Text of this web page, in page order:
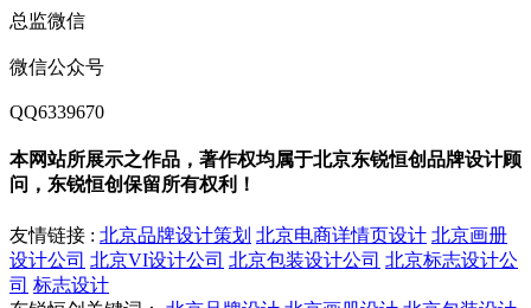
总监微信
微信公众号
QQ6339670
本网站所展示之作品，著作权均属于北京东锐恒创品牌设计顾
问，东锐恒创保留所有权利！
友情链接 : 北京品牌设计策划 北京电商详情页设计 北京画册
设计公司 北京VI设计公司 北京包装设计公司 北京标志设计公
司 标志设计